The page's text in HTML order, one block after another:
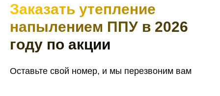
Заказать утепление
напылением ППУ в 2026
году по акции
Оставьте свой номер, и мы перезвоним вам